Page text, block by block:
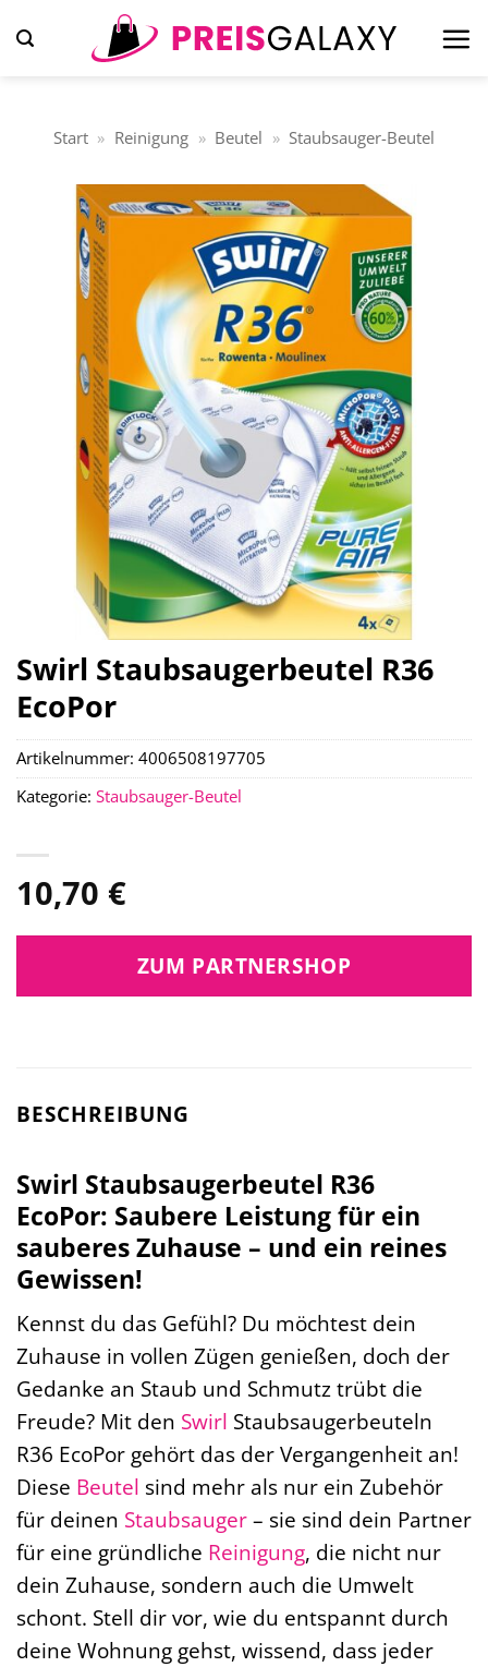
Inhalt
Start » Reinigung » Beutel » Staubsauger-Beutel
Swirl Staubsaugerbeutel R36
EcoPor
10,70 €
ZUM PARTNERSHOP
Artikelnummer: 4006508197705
Kategorie: Staubsauger-Beutel
BESCHREIBUNG
Swirl Staubsaugerbeutel R36
EcoPor: Saubere Leistung für ein
sauberes Zuhause – und ein reines
Gewissen!
Kennst du das Gefühl? Du möchtest dein
Zuhause in vollen Zügen genießen, doch der
Gedanke an Staub und Schmutz trübt die
Freude? Mit den Swirl Staubsaugerbeuteln
R36 EcoPor gehört das der Vergangenheit an!
Diese Beutel sind mehr als nur ein Zubehör
für deinen Staubsauger– sie sind dein Partner
für eine gründliche Reinigung, die nicht nur
dein Zuhause, sondern auch die Umwelt
schont. Stell dir vor, wie du entspannt durch
deine Wohnung gehst, wissend, dass jeder